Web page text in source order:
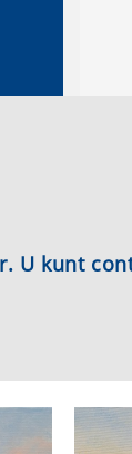
U kunt